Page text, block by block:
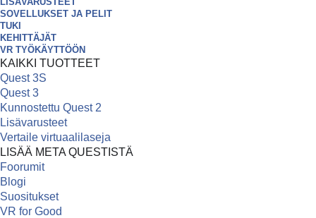
SOVELLUKSET JA PELIT
TUKI
KEHITTÄJÄT
VR TYÖKÄYTTÖÖN
KAIKKI TUOTTEET
Quest 3S
Quest 3
Kunnostettu Quest 2
Lisävarusteet
Vertaile virtuaalilaseja
LISÄÄ META QUESTISTÄ
Foorumit
Blogi
Suositukset
VR for Good